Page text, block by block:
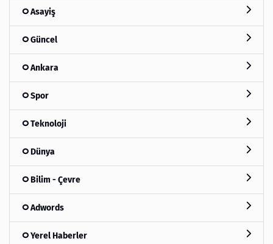
Asayiş
Güncel
Ankara
Spor
Teknoloji
Dünya
Bilim - Çevre
Adwords
Yerel Haberler